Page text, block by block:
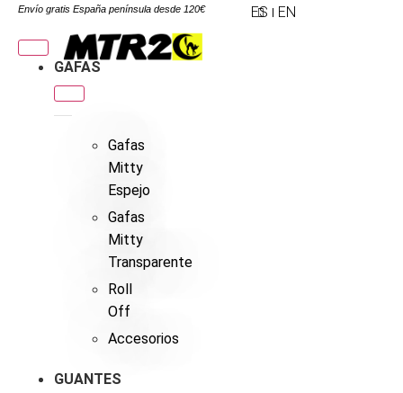
Envío gratis España península desde 120€ ES EN
GAFAS
Gafas
Mitty
Espejo
Gafas
Mitty
Transparente
Roll
Off
Accesorios
GUANTES